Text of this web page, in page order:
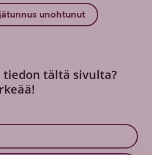
unohtunut
tiedon tältä sivulta?